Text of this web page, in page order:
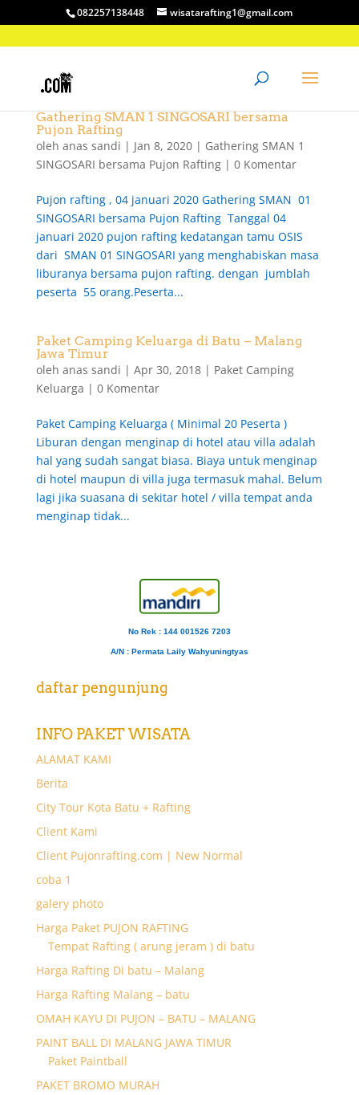
082257138448 wisatarafting1@gmail.com
Gathering SMAN 1 SINGOSARI bersama
Pujon Rafting
oleh anas sandi | Jan 8, 2020| Gathering SMAN 1
SINGOSARI bersama Pujon Rafting| 0 Komentar
Pujon rafting , 04 januari 2020 Gathering SMAN 01
SINGOSARI bersama Pujon Rafting Tanggal 04
januari 2020 pujon rafting kedatangan tamu OSIS
dari SMAN 01 SINGOSARI yang menghabiskan masa
liburanya bersama pujon rafting. dengan jumblah
peserta 55 orang.Peserta...
Paket Camping Keluarga di Batu – Malang
Jawa Timur
oleh anas sandi | Apr 30, 2018| Paket Camping
Keluarga | 0 Komentar
Paket Camping Keluarga ( Minimal 20 Peserta )
Liburan dengan menginap di hotel atau villa adalah
hal yang sudah sangat biasa. Biaya untuk menginap
di hotel maupun di villa juga termasuk mahal. Belum
lagi jika suasana di sekitar hotel / villa tempat anda
menginap tidak...
No Rek : 144 001526 7203
A/N : Permata Laily Wahyuningtyas
daftar pengunjung
INFO PAKET WISATA
ALAMAT KAMI
Berita
City Tour Kota Batu + Rafting
Client Kami
Client Pujonrafting.com | New Normal
coba 1
galery photo
Harga Paket PUJON RAFTING
Tempat Rafting ( arung jeram ) di batu
Harga Rafting Di batu – Malang
Harga Rafting Malang – batu
OMAH KAYU DI PUJON – BATU – MALANG
PAINT BALL DI MALANG JAWA TIMUR
Paket Paintball
PAKET BROMO MURAH